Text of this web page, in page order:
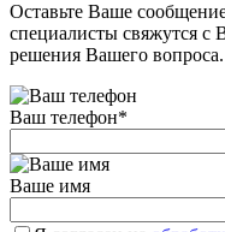
Оставьте Ваше
специалисты свяжутся с
решения Вашего вопроса.
Ваш телефон*
Ваше имя